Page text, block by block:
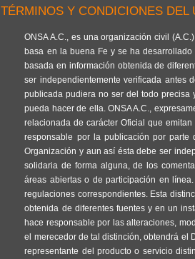
TÉRMINOS Y CONDICIONES DEL
ONSA A.C., es una organización civil
basa en la buena Fe y se ha desarrollado
basada en información obtenida de
ser independientemente verificada antes
publicada pudiera no ser del todo precisa
pueda hacer de ella. ONSA A.C.,
relacionada de carácter Oficial que
responsable por la publicación por parte
Organización y aun así ésta debe ser
solidaria de forma alguna, de los
áreas abiertas o de participación en
regulaciones correspondientes. Esta
obtenida de diferentes fuentes y en un
hace responsable por las alteraciones,
el merecedor de tal distinción, obtendrá el
representante del producto o servicio